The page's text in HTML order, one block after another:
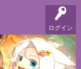
ログイン